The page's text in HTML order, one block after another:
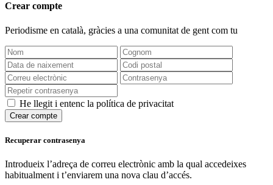
Crear compte
Periodisme en català, gràcies a una comunitat de gent com tu
He llegit i entenc la política de privacitat
Crear compte
Recuperar contrasenya
Introdueix l’adreça de correu electrònic amb la qual accedeixes
habitualment i t’enviarem una nova clau d’accés.